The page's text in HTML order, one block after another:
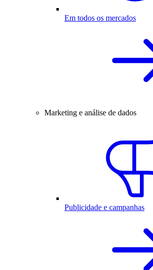
Em todos os mercados
Marketing e análise de dados
Publicidade e campanhas